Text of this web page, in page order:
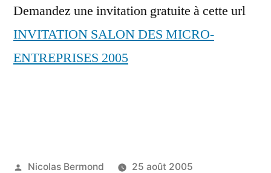
Demandez une invitation gratuite à cette url
INVITATION SALON DES MICRO-
ENTREPRISES 2005
Publié
Nicolas Bermond
25 août 2005